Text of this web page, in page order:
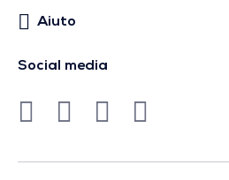
Aiuto
Social media